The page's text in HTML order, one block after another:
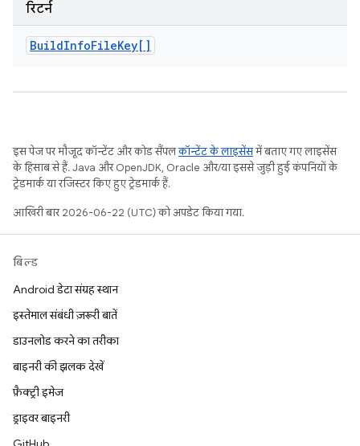
रिटर्न
BuildInfoFileKey[]
इस पेज पर मौजूद कॉन्टेंट और कोड सैंपलकॉन्टेंट के लाइसेंसमें बताए गए लाइसेंस
के हिसाब से हैं. Java और OpenJDK, Oracle और/या इससे जुड़ी हुई कंपनियों के
ट्रेडमार्क या रजिस्टर किए हुए ट्रेडमार्क हैं.
आखिरी बार 2026-06-22 (UTC) को अपडेट किया गया.
बिल्ड
Android डेटा संग्रह स्थान
इस्तेमाल संबंधी ज़रूरी बातें
डाउनलोड करने का तरीका
बाइनरी की झलक देखें
फ़ैक्ट्री इमेज
ड्राइवर बाइनरी